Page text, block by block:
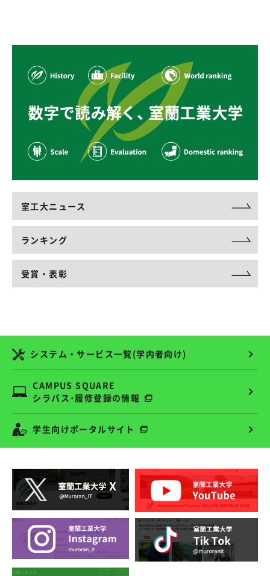
室工大ニュース
ランキング
受賞・表彰
システム・サービス一覧(学内者向け)
CAMPUS SQUARE
シラバス･履修登録の情報
学生向けポータルサイト